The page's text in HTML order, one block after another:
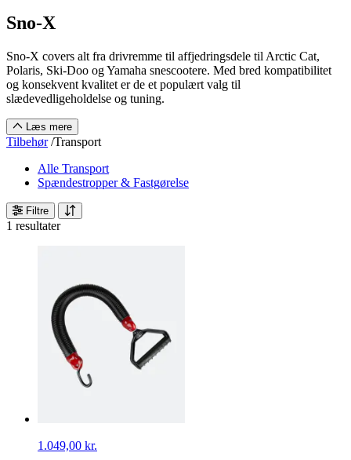
Sno-X
Sno-X covers alt fra drivremme til affjedringsdele til Arctic Cat,
Polaris, Ski-Doo og Yamaha snescootere. Med bred kompatibilitet
og konsekvent kvalitet er de et populært valg til
slædevedligeholdelse og tuning.
Læs mere
Tilbehør /Transport
Alle Transport
Spændestropper & Fastgørelse
Filtre
1 resultater
1.049,00 kr.